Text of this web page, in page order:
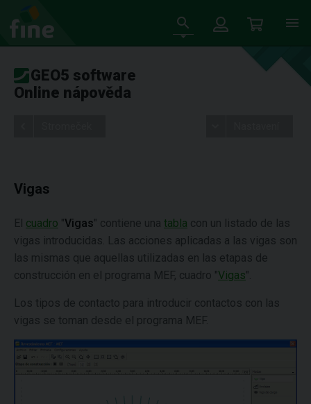
GEO5 software
Online nápověda
Vigas
El cuadro "Vigas" contiene una tabla con un listado de las
vigas introducidas. Las acciones aplicadas a las vigas son
las mismas que aquellas utilizadas en las etapas de
construcción en el programa MEF, cuadro "Vigas".
Los tipos de contacto para introducir contactos con las
vigas se toman desde el programa MEF.